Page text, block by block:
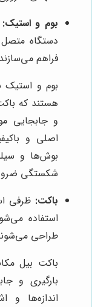
بوم و استیک:
دستگاه
فراهم
بوم و استیک
هستند که
و جابجایی
اصلی و
بوش‌ها و
شکستگی
باکت: ظرفی
استفاده
طراحی
باکت بیل
بارگیری و
اندازه‌ها و